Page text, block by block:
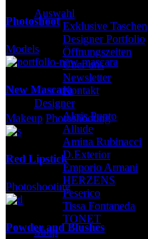
Auswahl
Exklusive Taschen
Designer Portfolio
Öffnungszeiten
Über uns
Newsletter
Kontakt
Designer
Akris Punto
Allude
Amina Rubinacci
D.Exterior
Emporio Armani
HERZENS
Peserico
Tissa Fontaneda
TONET
Shop
Photoshoot
Models
New Mascara
Makeup Photoshooting
Red Lipstick
Photoshooting
Powder and Blushes